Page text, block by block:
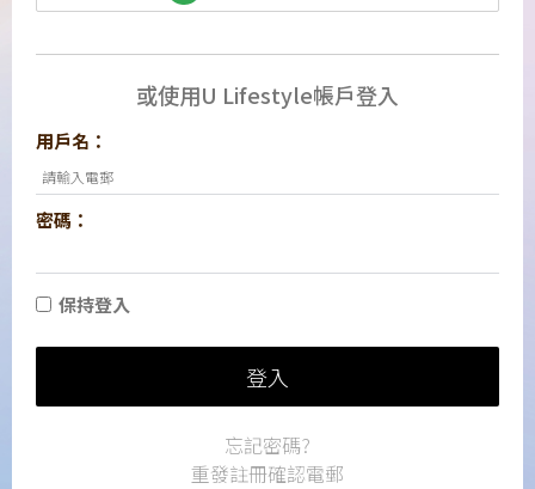
或使用U Lifestyle帳戶登入
用戶名：
密碼：
保持登入
登入
忘記密碼?
重發註冊確認電郵